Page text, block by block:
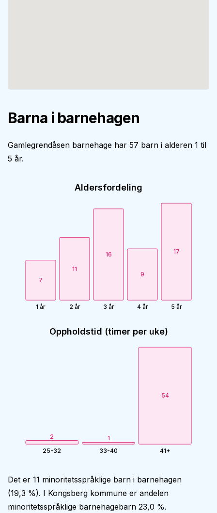
Barna i barnehagen
Gamlegrendåsen barnehage har 57 barn i alderen 1 til
5 år.
Aldersfordeling
7
1 år
11
2 år
16
3 år
9
4 år
17
5 år
Oppholdstid (timer per uke)
2
25-32
1
33-40
54
41+
Det er 11 minoritetsspråklige barn i barnehagen
(19,3 %). I Kongsberg kommune er andelen
minoritetsspråklige barnehagebarn 23,0 %.